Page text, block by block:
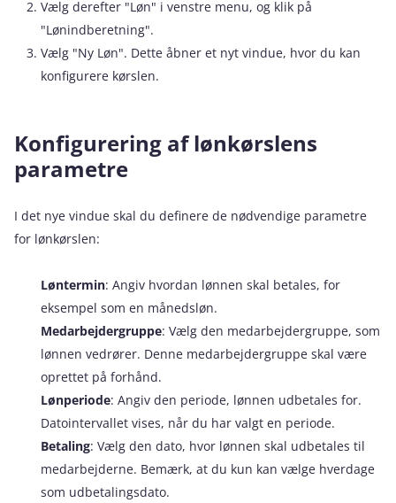
Vælg derefter "Løn" i venstre menu, og klik på
"Lønindberetning".
Vælg "Ny Løn". Dette åbner et nyt vindue, hvor du kan
konfigurere kørslen.
Konfigurering af lønkørslens
parametre
I det nye vindue skal du definere de nødvendige parametre
for lønkørslen:
Løntermin: Angiv hvordan lønnen skal betales, for
eksempel som en månedsløn.
Medarbejdergruppe: Vælg den medarbejdergruppe, som
lønnen vedrører. Denne medarbejdergruppe skal være
oprettet på forhånd.
Lønperiode: Angiv den periode, lønnen udbetales for.
Datointervallet vises, når du har valgt en periode.
Betaling: Vælg den dato, hvor lønnen skal udbetales til
medarbejderne. Bemærk, at du kun kan vælge hverdage
som udbetalingsdato.